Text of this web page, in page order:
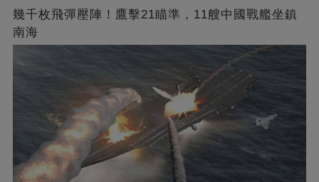
幾千枚飛彈壓陣！鷹擊21瞄準，11艘中國戰艦坐鎮
南海